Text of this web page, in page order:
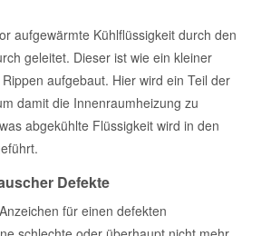
aufgewärmte Kühlflüssigkeit durch den
geleitet. Dieser ist wie ein kleiner
aufgebaut. Hier wird ein Teil der
damit die Innenraumheizung zu
abgekühlte Flüssigkeit wird in den
Defekte
für einen defekten